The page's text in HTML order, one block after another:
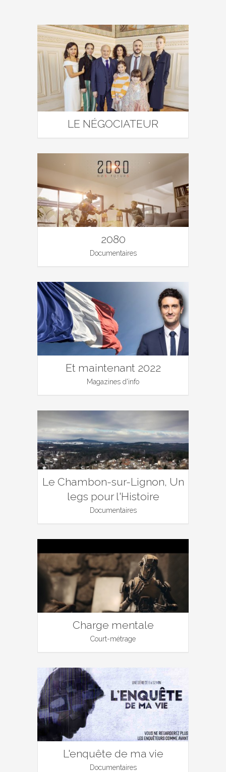
LE NÉGOCIATEUR
2080
Documentaires
Et maintenant 2022
Magazines d'info
Le Chambon-sur-Lignon, Un
legs pour l'Histoire
Documentaires
Charge mentale
Court-métrage
L'enquête de ma vie
Documentaires